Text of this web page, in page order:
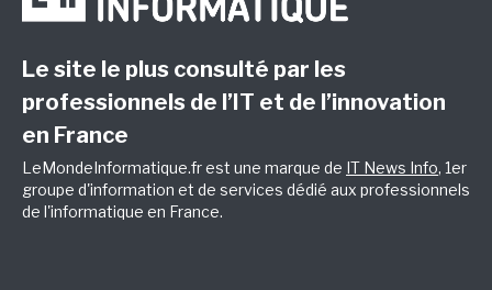
Le site le plus consulté par les
professionnels de l’IT et de l’innovation
en France
LeMondeInformatique.fr est une marque de IT News Info, 1er
groupe d'information et de services dédié aux professionnels
de l'informatique en France.